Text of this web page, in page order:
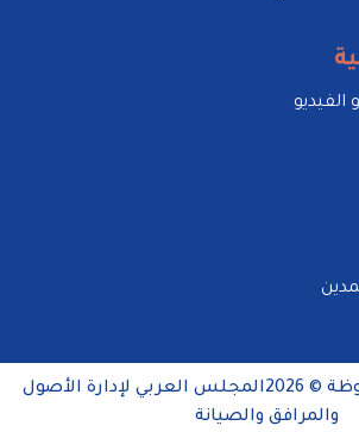
جميع الحقوق محفوظة © 2026المجلس العربي لإدارة الأصول
والمرافق والصيانة